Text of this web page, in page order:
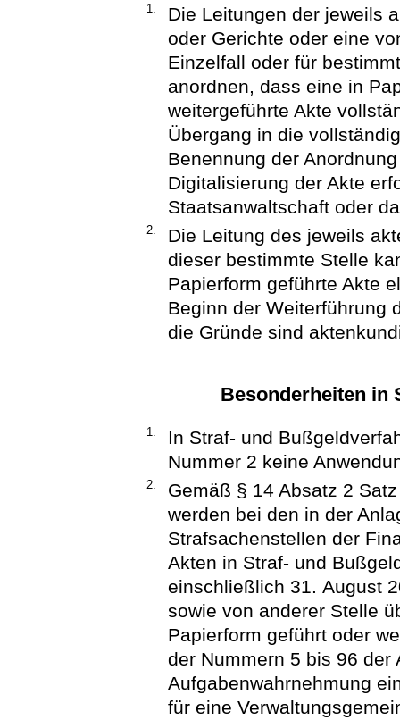
1.
Die Leitungen der jeweils
oder Gerichte oder eine
Einzelfall oder für
anordnen, dass eine in
weitergeführte Akte
Übergang in die
Benennung der
Digitalisierung der Akte
Staatsanwaltschaft oder
2.
Die Leitung des jeweils
dieser bestimmte Stelle
Papierform geführte Akte
Beginn der Weiterführung
die Gründe sind
Besonderheiten in
1.
In Straf- und
Nummer 2 keine
2.
Gemäß § 14 Absatz 2
werden bei den in der
Strafsachenstellen der
Akten in Straf- und
einschließlich 31. August
sowie von anderer Stelle
Papierform geführt oder
der Nummern 5 bis 96 der
Aufgabenwahrnehmung
für eine